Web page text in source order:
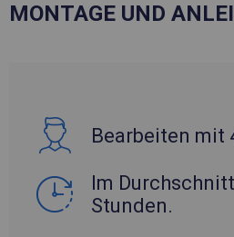
MONTAGE UND
Bearbeiten mit
Im
Stunden.